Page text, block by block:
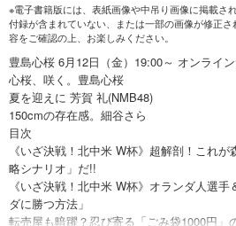
※電子書籍版には、表紙画像や中吊り画像に掲載さ
付録が含まれていない、または一部の画像が修正
容をご確認の上、お楽しみください。
豊島心桜 6月12日（金）19:00～ オンライ
心桜、咲く。豊島心桜
夏を迎えに 芳賀 礼(NMB48)
150cmの存在感。細谷さら
目次
《いざ決戦！北中米 W杯》超解剖！これ
略シナリオ」だ!!
《いざ決戦！北中米 W杯》オランダ人選
ダに勝つ方法」
転売屋も暗躍？忍び寄る「ごみ袋1000円」